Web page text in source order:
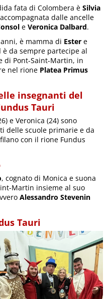
fata di Colombera èSilvia
dalle ancelle
eVeronica Dalbard.
è mamma di Ester e
è da sempre partecipe al
di Pont-Saint-Martin, in
nel rione Platea Primus
insegnanti del
Tauri
e Veronica (24) sono
delle scuole primarie e da
con il rione Fundus
, cognato di Monica e suona
Martin insieme al suo
Alessandro Stevenin
Tauri